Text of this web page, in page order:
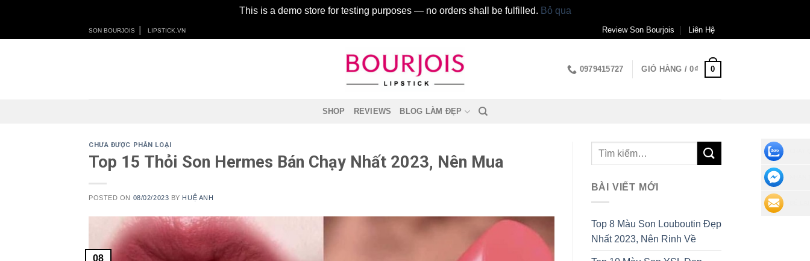
This is a demo store for testing purposes — no orders shall be fulfilled. Bỏ qua
SON BOURJOIS LIPSTICK.VN Review Son Bourjois Liên Hệ
0979415727 GIỎ HÀNG /0₫ 0
SHOP REVIEWS BLOG LÀM ĐẸP
CHƯA ĐƯỢC PHÂN LOẠI
Top 15 Thỏi Son Hermes Bán Chạy Nhất 2023, Nên Mua
POSTED ON 08/02/2023 BY HUỆ ANH
08
BÀI VIẾT MỚI
Top 8 Màu Son Louboutin Đẹp
Nhất 2023, Nên Rinh Về